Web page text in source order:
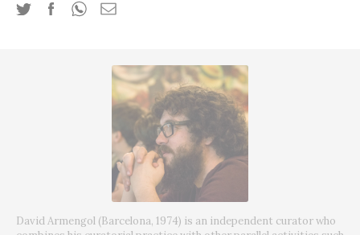
David Armengol (Barcelona, 1974) is an independent curator who